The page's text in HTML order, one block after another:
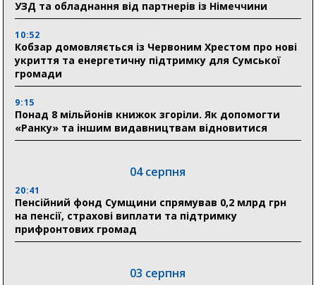
УЗД та обладнання від партнерів із Німеччини
10:52
Кобзар домовляється із Червоним Хрестом про нові
укриття та енергетичну підтримку для Сумської
громади
9:15
Понад 8 мільйонів книжок згоріли. Як допомогти
«Ранку» та іншим видавництвам відновитися
04 серпня
20:41
Пенсійний фонд Сумщини спрямував 0,2 млрд грн
на пенсії, страхові виплати та підтримку
прифронтових громад
03 серпня